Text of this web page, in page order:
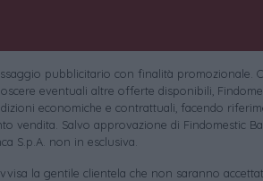
pubblicitario con finalità promozionale.
eventuali altre offerte disponibili,
economiche e contrattuali, facendo
vendita. Salvo approvazione di Findomestic
S.p.A. non in esclusiva.
la gentile clientela che non saranno